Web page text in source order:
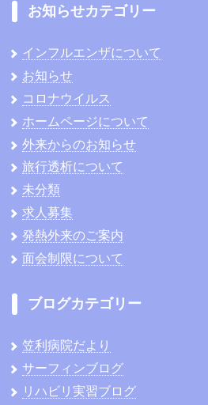
お知らせカテゴリー
インフルエンザについて
お知らせ
コロナウイルス
ホームページについて
外来からのお知らせ
旅行透析について
未分類
求人募集
発熱外来のご案内
面会制限について
ブログカテゴリー
笠利病院だより
サーフィンブログ
リハビリ実習ブログ